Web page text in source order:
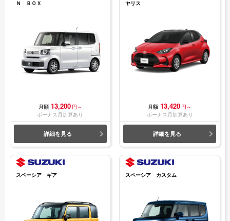
Ｎ ＢＯＸ
月額 13,200 円～
ボーナス月加算あり
詳細を見る
ヤリス
月額 13,420 円～
ボーナス月加算あり
詳細を見る
スペーシア ギア スペーシア カスタム